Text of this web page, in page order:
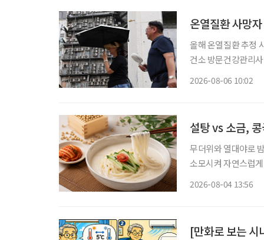
온열질환 사망
올해 온열질환 추정
건소 방문건강관리사업 통해 폭
2026-08-06 10:02
설탕 vs 소금,
무더위와 열대야로
소모시켜 자연스럽게 보양식을 찾게 만든
2026-08-04 13:56
[만화로 보는 시